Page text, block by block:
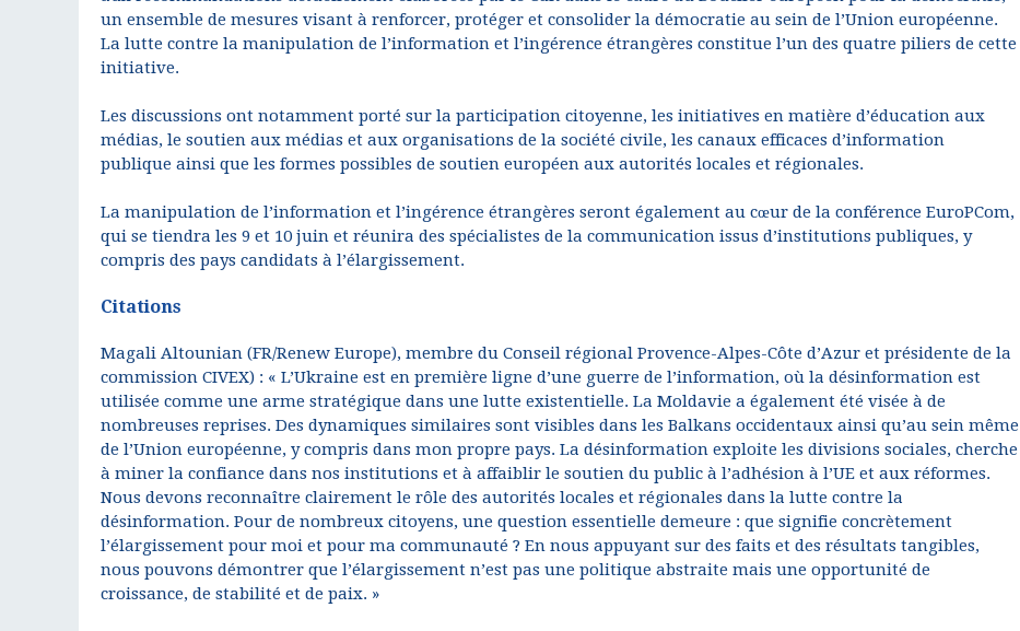
un ensemble de mesures visant à renforcer, protéger et consolider la démocratie au sein de l’Union européenne.
La lutte contre la manipulation de l’information et l’ingérence étrangères constitue l’un des quatre piliers de cette
initiative.
Les discussions ont notamment porté sur la participation citoyenne, les initiatives en matière d’éducation aux
médias, le soutien aux médias et aux organisations de la société civile, les canaux efficaces d’information
publique ainsi que les formes possibles de soutien européen aux autorités locales et régionales.
La manipulation de l’information et l’ingérence étrangères seront également au cœur de la conférence EuroPCom,
qui se tiendra les 9 et 10 juin et réunira des spécialistes de la communication issus d’institutions publiques, y
compris des pays candidats à l’élargissement.
Citations
Magali Altounian (FR/Renew Europe), membre du Conseil régional Provence-Alpes-Côte d’Azur et présidente de la
commission CIVEX) : « L’Ukraine est en première ligne d’une guerre de l’information, où la désinformation est
utilisée comme une arme stratégique dans une lutte existentielle. La Moldavie a également été visée à de
nombreuses reprises. Des dynamiques similaires sont visibles dans les Balkans occidentaux ainsi qu’au sein même
de l’Union européenne, y compris dans mon propre pays. La désinformation exploite les divisions sociales, cherche
à miner la confiance dans nos institutions et à affaiblir le soutien du public à l’adhésion à l’UE et aux réformes.
Nous devons reconnaître clairement le rôle des autorités locales et régionales dans la lutte contre la
désinformation. Pour de nombreux citoyens, une question essentielle demeure : que signifie concrètement
l’élargissement pour moi et pour ma communauté ? En nous appuyant sur des faits et des résultats tangibles,
nous pouvons démontrer que l’élargissement n’est pas une politique abstraite mais une opportunité de
croissance, de stabilité et de paix. »